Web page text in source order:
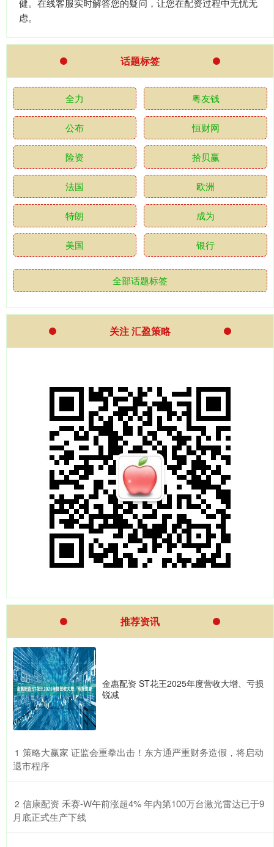
健。在线客服实时解答您的疑问，让您在配资过程中无忧无
虑。
话题标签
全力 粤友钱
公布 恒财网
险资 拾贝赢
法国 欧洲
特朗 成为
美国 银行
全部话题标签
关注 汇盈策略
推荐资讯
金惠配资 ST花王2025年度营收大增、亏损
锐减
1 ​策略大赢家 证监会重拳出击！东方通严重财务造假，将启动
退市程序
2 ​信康配资 禾赛-W午前涨超4% 年内第100万台激光雷达已于9
月底正式生产下线